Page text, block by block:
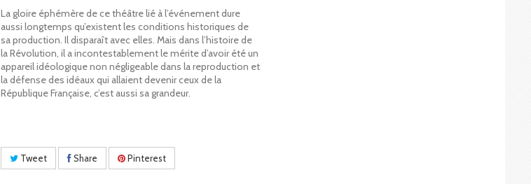
La gloire éphémère de ce théâtre lié à l’événement dure
aussi longtemps qu’existent les conditions historiques de
sa production. Il disparaît avec elles. Mais dans l’histoire de
la Révolution, il a incontestablement le mérite d’avoir été un
appareil idéologique non négligeable dans la reproduction et
la défense des idéaux qui allaient devenir ceux de la
République Française, c’est aussi sa grandeur.
Tweet Share Pinterest